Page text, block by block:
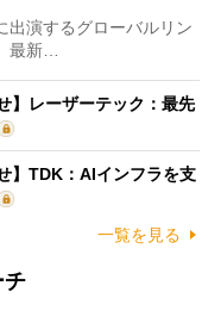
演するグローバルリン
最新…
】レーザーテック：最先
】TDK：AIインフラを支
一覧を見る
チ